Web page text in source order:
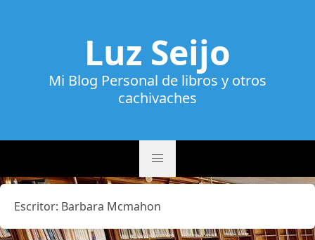
Luz Seijo
Mi Blog Personal de libros y otros
cachivaches
Escritor: Barbara Mcmahon